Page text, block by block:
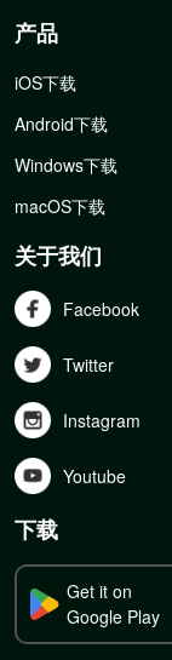
产品
iOS下载
Android下载
Windows下载
macOS下载
关于我们
Facebook
Twitter
Instagram
Youtube
下载
Get it on
Google Play